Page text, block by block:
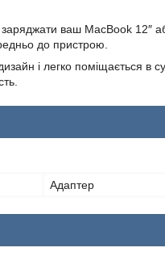
ваш MacBook 12″
до пристрою.
і легко поміщається в
Адаптер